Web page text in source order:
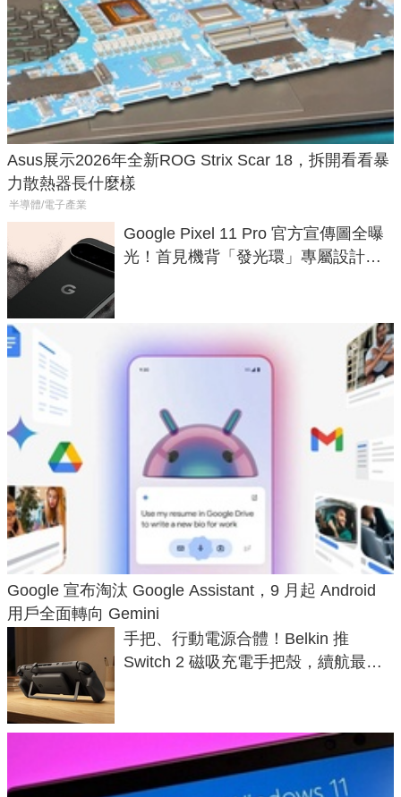
Asus展示2026年全新ROG Strix Scar 18，拆開看看暴
力散熱器長什麼樣
半導體/電子產業
Google Pixel 11 Pro 官方宣傳圖全曝
光！首見機背「發光環」專屬設計、
Google 宣布淘汰 Google Assistant，9 月起 Android
用戶全面轉向 Gemini
手把、行動電源合體！Belkin 推
Switch 2 磁吸充電手把殼，續航最高